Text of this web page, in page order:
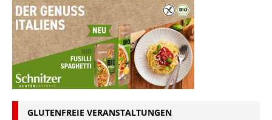
GLUTENFREIE VERANSTALTUNGEN